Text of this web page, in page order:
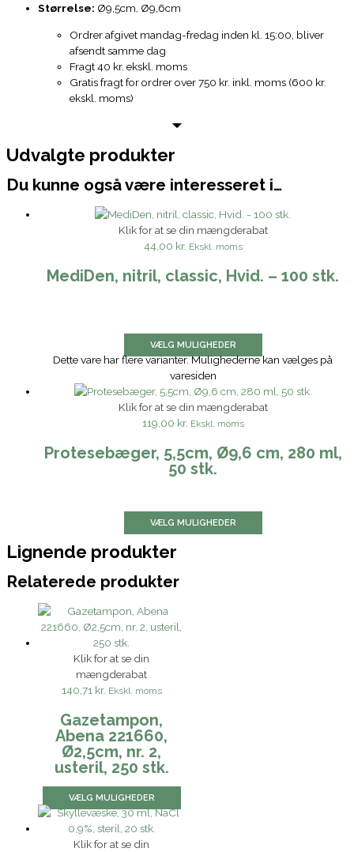
Størrelse: Ø9,5cm, Ø9,6cm
Ordrer afgivet mandag-fredag inden kl. 15:00, bliver
afsendt samme dag
Fragt 40 kr. ekskl. moms
Gratis fragt for ordrer over 750 kr. inkl. moms (600 kr.
ekskl. moms)
Udvalgte produkter
Du kunne også være interesseret i…
Klik for at se din mængderabat
44,00 kr. Ekskl. moms
MediDen, nitril, classic, Hvid. – 100 stk.
VÆLG MULIGHEDER
Dette vare har flere varianter. Mulighederne kan vælges på
varesiden
Klik for at se din mængderabat
119,00 kr. Ekskl. moms
Protesebæger, 5,5cm, Ø9,6 cm, 280 ml,
50 stk.
VÆLG MULIGHEDER
Lignende produkter
Relaterede produkter
Klik for at se din
mængderabat
140,71 kr. Ekskl. moms
Gazetampon,
Abena 221660,
Ø2,5cm, nr. 2,
usteril, 250 stk.
VÆLG MULIGHEDER
Klik for at se din